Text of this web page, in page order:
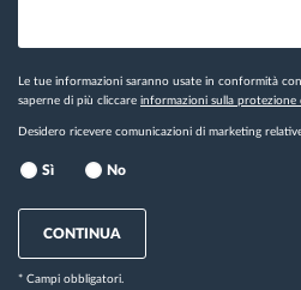
Le tue informazioni saranno usate in conformità
saperne di più cliccare informazioni sulla protezione
Desidero ricevere comunicazioni di marketing
Sì No
CONTINUA
* Campi obbligatori.